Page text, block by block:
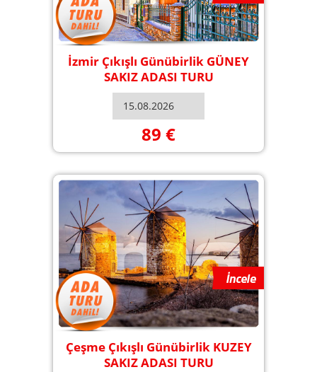
İzmir Çıkışlı Günübirlik GÜNEY
SAKIZ ADASI TURU
89 €
Çeşme Çıkışlı Günübirlik KUZEY
SAKIZ ADASI TURU